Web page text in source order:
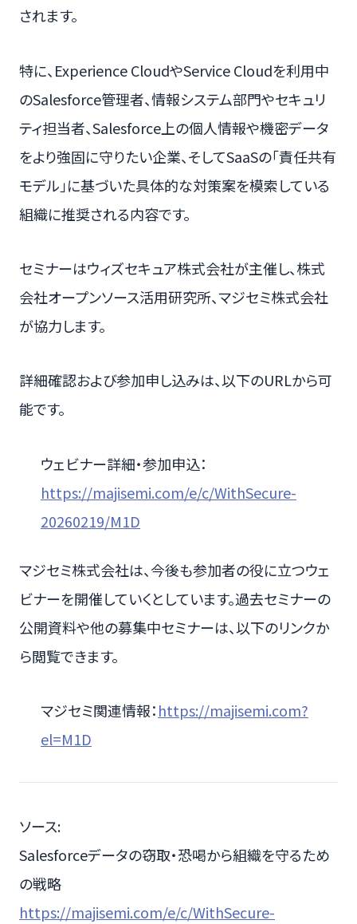
されます。
特に、Experience CloudやService Cloudを利用中
のSalesforce管理者、情報システム部門やセキュリ
ティ担当者、Salesforce上の個人情報や機密データ
をより強固に守りたい企業、そしてSaaSの「責任共有
モデル」に基づいた具体的な対策案を模索している
組織に推奨される内容です。
セミナーはウィズセキュア株式会社が主催し、株式
会社オープンソース活用研究所、マジセミ株式会社
が協力します。
詳細確認および参加申し込みは、以下のURLから可
能です。
ウェビナー詳細・参加申込：
https://majisemi.com/e/c/WithSecure-
20260219/M1D
マジセミ株式会社は、今後も参加者の役に立つウェ
ビナーを開催していくとしています。過去セミナーの
公開資料や他の募集中セミナーは、以下のリンクか
ら閲覧できます。
マジセミ関連情報：https://majisemi.com?
el=M1D
ソース:
Salesforceデータの窃取・恐喝から組織を守るため
の戦略
https://majisemi.com/e/c/WithSecure-